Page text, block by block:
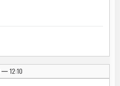
| 12:10